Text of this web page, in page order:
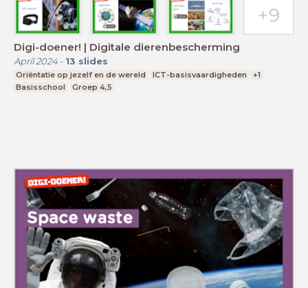
Digi-doener! | Digitale dierenbescherming
April 2024- 13 slides
Oriëntatie op jezelf en de wereld ICT-basisvaardigheden
+1
Basisschool
Groep 4,5